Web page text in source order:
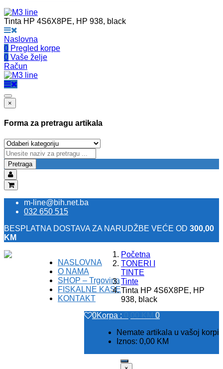
Tinta HP 4S6X8PE, HP 938, black
Naslovna
0 Pregled korpe
0 Vaše želje
Račun
×
Forma za pretragu artikala
Pretraga
m-line@bih.net.ba
032 650 515
BESPLATNA DOSTAVA ZA NARUDŽBE VEĆE OD 300,00
KM
NASLOVNA
O NAMA
SHOP – Trgovina
FISKALNE KASE
KONTAKT
Korpa :
KM
0
Nemate artikala u vašoj korpi
Iznos: 0,00 KM
0
Početna
TONERI I
TINTE
Tinte
Tinta HP 4S6X8PE, HP
938, black